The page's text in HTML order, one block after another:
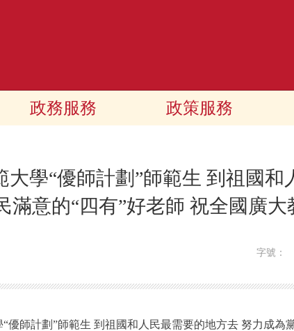
政務服務 政策服務
學“優師計劃”師範生 到祖國和
滿意的“四有”好老師 祝全國廣
字號：
師計劃”師範生 到祖國和人民最需要的地方去 努力成為